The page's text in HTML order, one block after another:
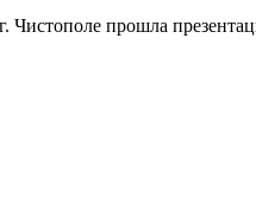
Чистополе прошла